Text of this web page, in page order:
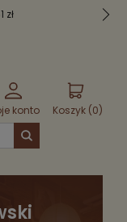
pakowanie
konto Koszyk (0)